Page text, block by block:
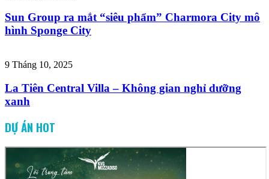
Sun Group ra mắt “siêu phẩm” Charmora City mô
hình Sponge City
9 Tháng 10, 2025
La Tiên Central Villa – Không gian nghỉ dưỡng
xanh
DỰ ÁN HOT